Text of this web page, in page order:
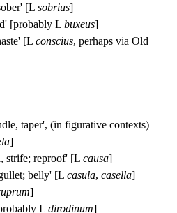
[L sobrius]
[probably L buxeus]
[L conscius, perhaps via Old
taper', (in figurative contexts)
]
strife; reproof' [L causa]
belly' [L casula, casella]
]
L dirodinum]